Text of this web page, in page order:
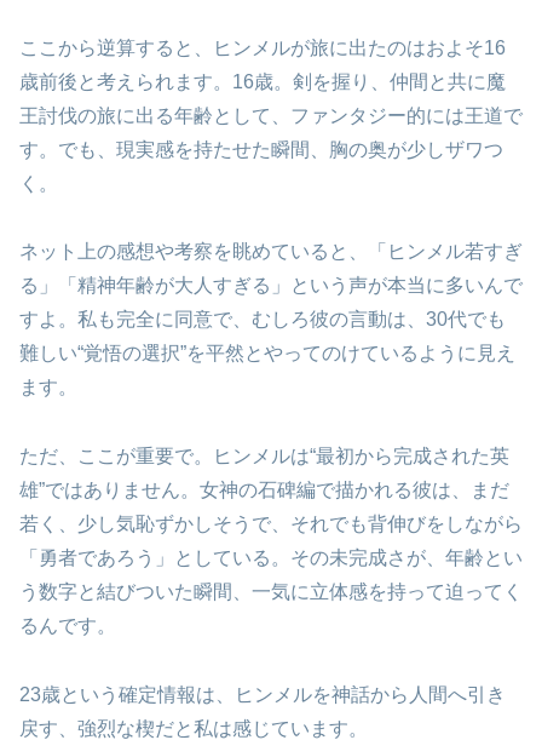
ここから逆算すると、ヒンメルが旅に出たのはおよそ16
歳前後と考えられます。16歳。剣を握り、仲間と共に魔
王討伐の旅に出る年齢として、ファンタジー的には王道で
す。でも、現実感を持たせた瞬間、胸の奥が少しザワつ
く。
ネット上の感想や考察を眺めていると、「ヒンメル若すぎ
る」「精神年齢が大人すぎる」という声が本当に多いんで
すよ。私も完全に同意で、むしろ彼の言動は、30代でも
難しい“覚悟の選択”を平然とやってのけているように見え
ます。
ただ、ここが重要で。ヒンメルは“最初から完成された英
雄”ではありません。女神の石碑編で描かれる彼は、まだ
若く、少し気恥ずかしそうで、それでも背伸びをしながら
「勇者であろう」としている。その未完成さが、年齢とい
う数字と結びついた瞬間、一気に立体感を持って迫ってく
るんです。
23歳という確定情報は、ヒンメルを神話から人間へ引き
戻す、強烈な楔だと私は感じています。